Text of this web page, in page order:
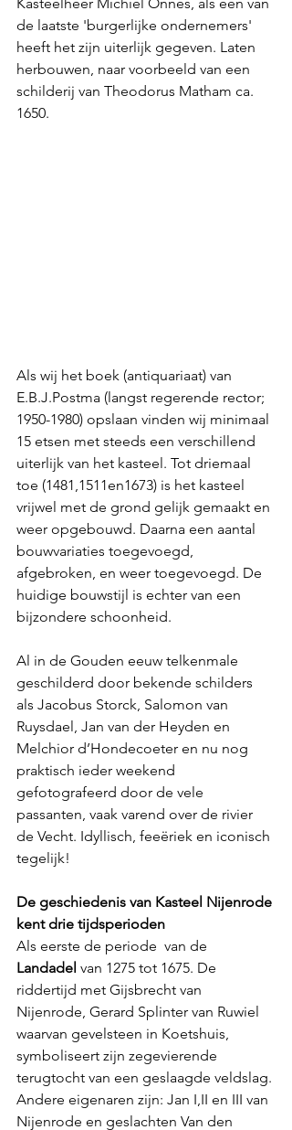
Kasteelheer Michiel Onnes, als één van
de laatste 'burgerlijke ondernemers'
heeft het zijn uiterlijk gegeven. Laten
herbouwen, naar voorbeeld van een
schilderij van Theodorus Matham ca.
1650.
Als wij het boek (antiquariaat) van
E.B.J.Postma (langst regerende rector;
1950-1980) opslaan vinden wij minimaal
15 etsen met steeds een verschillend
uiterlijk van het kasteel. Tot driemaal
toe (1481,1511en1673) is het kasteel
vrijwel met de grond gelijk gemaakt en
weer opgebouwd. Daarna een aantal
bouwvariaties toegevoegd,
afgebroken, en weer toegevoegd. De
huidige bouwstijl is echter van een
bijzondere schoonheid.
Al in de Gouden eeuw telkenmale
geschilderd door bekende schilders
als Jacobus Storck, Salomon van
Ruysdael, Jan van der Heyden en
Melchior d’Hondecoeter en nu nog
praktisch ieder weekend
gefotografeerd door de vele
passanten, vaak varend over de rivier
de Vecht. Idyllisch, feeëriek en iconisch
tegelijk!
De geschiedenis van Kasteel Nijenrode
kent drie tijdsperioden
Als eerste de periode  van de
Landadel van 1275 tot 1675. De
riddertijd met Gijsbrecht van
Nijenrode, Gerard Splinter van Ruwiel
waarvan gevelsteen in Koetshuis,
symboliseert zijn zegevierende
terugtocht van een geslaagde veldslag.
Andere eigenaren zijn: Jan I,II en III van
Nijenrode en geslachten Van den